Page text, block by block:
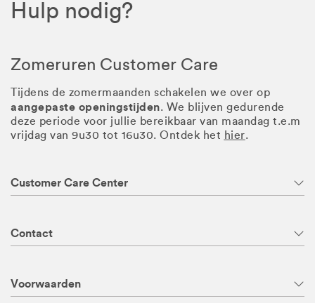
Hulp nodig?
Zomeruren Customer Care
Tijdens de zomermaanden schakelen we over op
aangepaste openingstijden. We blijven gedurende
deze periode voor jullie bereikbaar van maandag t.e.m
vrijdag van 9u30 tot 16u30. Ontdek het hier.
Customer Care Center
Contact
Voorwaarden